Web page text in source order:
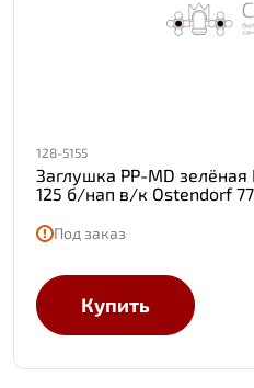
128-5155
Заглушка PP-MD
125 б/нап в/к Ostendorf
Под заказ
Купить